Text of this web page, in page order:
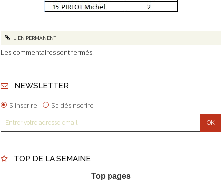
LIEN PERMANENT
Les commentaires sont fermés.
NEWSLETTER
S'inscrire Se désinscrire
TOP DE LA SEMAINE